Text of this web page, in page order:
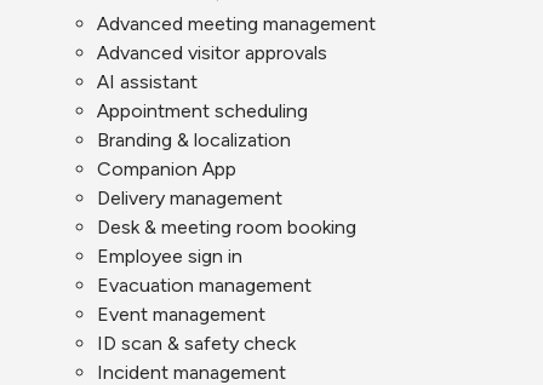
Advanced meeting management
Advanced visitor approvals
AI assistant
Appointment scheduling
Branding & localization
Companion App
Delivery management
Desk & meeting room booking
Employee sign in
Evacuation management
Event management
ID scan & safety check
Incident management